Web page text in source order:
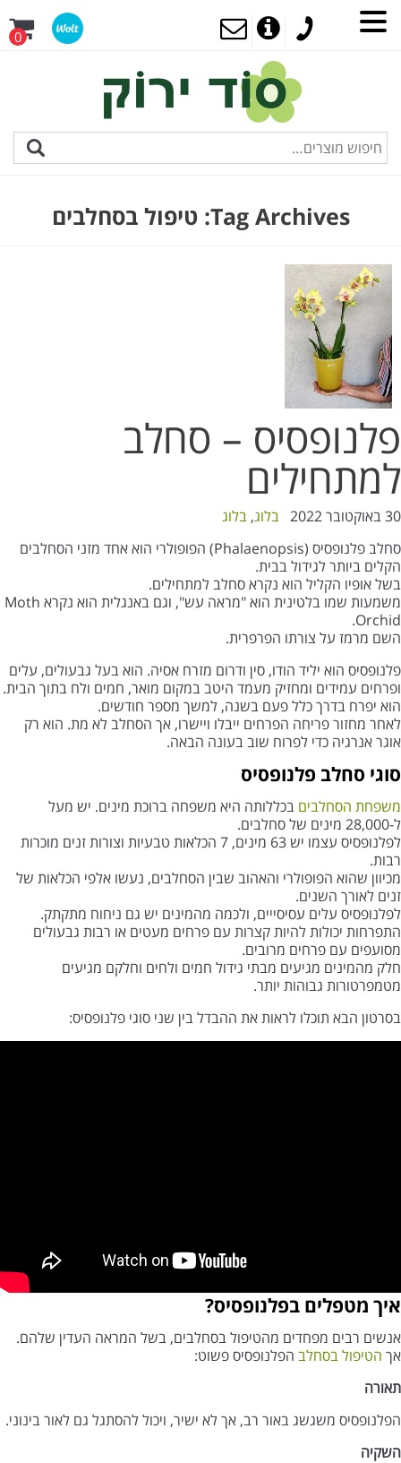
0
Tag Archives: טיפול בסחלבים
פלנופסיס – סחלב
למתחילים
30 באוקטובר 2022 בלוג, בלוג
סחלב פלנופסיס (Phalaenopsis) הפופולרי הוא אחד מזני הסחלבים
הקלים ביותר לגידול בבית.
בשל אופיו הקליל הוא נקרא סחלב למתחילים.
משמעות שמו בלטינית הוא "מראה עש", וגם באנגלית הוא נקרא Moth
Orchid.
השם מרמז על צורתו הפרפרית.
פלנופסיס הוא יליד הודו, סין ודרום מזרח אסיה. הוא בעל גבעולים, עלים
ופרחים עמידים ומחזיק מעמד היטב במקום מואר, חמים ולח בתוך הבית.
הוא יפרח בדרך כלל פעם בשנה, למשך מספר חודשים.
לאחר מחזור פריחה הפרחים ייבלו ויישרו, אך הסחלב לא מת. הוא רק
אוגר אנרגיה כדי לפרוח שוב בעונה הבאה.
סוגי סחלב פלנופסיס
משפחת הסחלבים בכללותה היא משפחה ברוכת מינים. יש מעל
ל-28,000 מינים של סחלבים.
לפלנופסיס עצמו יש 63 מינים, 7 הכלאות טבעיות וצורות זנים מוכרות
רבות.
מכיוון שהוא הפופולרי והאהוב שבין הסחלבים, נעשו אלפי הכלאות של
זנים לאורך השנים.
לפלנופסיס עלים עסיסייים, ולכמה מהמינים יש גם ניחוח מתקתק.
התפרחות יכולות להיות קצרות עם פרחים מעטים או רבות גבעולים
מסועפים עם פרחים מרובים.
חלק מהמינים מגיעים מבתי גידול חמים ולחים וחלקם מגיעים
מטמפרטורות גבוהות יותר.
בסרטון הבא תוכלו לראות את ההבדל בין שני סוגי פלנופסיס:
איך מטפלים בפלנופסיס?
אנשים רבים מפחדים מהטיפול בסחלבים, בשל המראה העדין שלהם.
אך הטיפול בסחלב הפלנופסיס פשוט:
תאורה
הפלנופסיס משגשג באור רב, אך לא ישיר, ויכול להסתגל גם לאור בינוני.
השקיה